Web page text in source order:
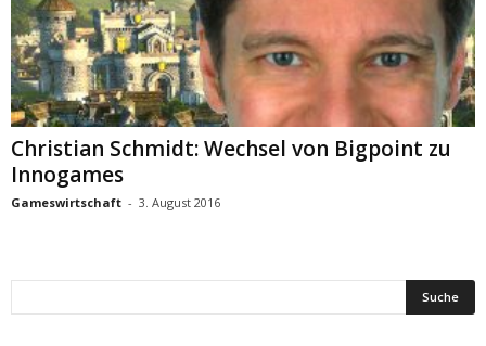
Christian Schmidt: Wechsel von Bigpoint zu
Innogames
Gameswirtschaft - 3. August 2016